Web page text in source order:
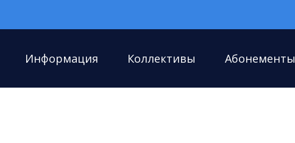
Информация Коллективы Абонементы